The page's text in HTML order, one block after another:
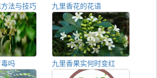
法与技巧 九里香花的花语
吗 九里香果实何时变红